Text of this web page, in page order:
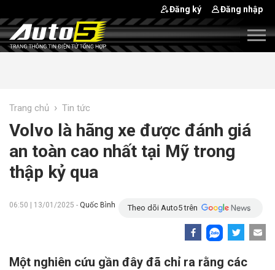
Đăng ký Đăng nhập
Trang chủ › Tin tức
Volvo là hãng xe được đánh giá
an toàn cao nhất tại Mỹ trong
thập kỷ qua
06:50 | 13/01/2025 - Quốc Bình Theo dõi Auto5 trên
Một nghiên cứu gần đây đã chỉ ra rằng các